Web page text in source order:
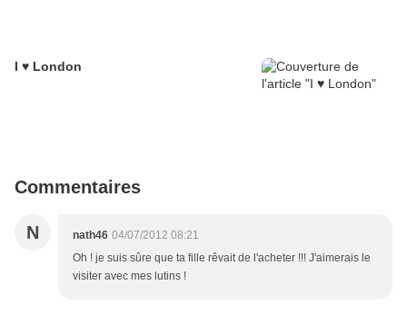
I ♥ London
Commentaires
N nath46 04/07/2012 08:21
Oh ! je suis sûre que ta fille rêvait de l'acheter !!! J'aimerais le
visiter avec mes lutins !